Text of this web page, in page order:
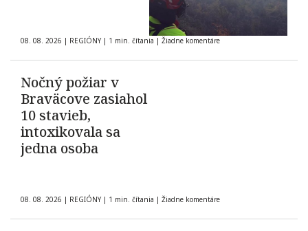
08. 08. 2026 | REGIÓNY | 1 min. čítania | Žiadne komentáre
Nočný požiar v
Braväcove zasiahol
10 stavieb,
intoxikovala sa
jedna osoba
08. 08. 2026 | REGIÓNY | 1 min. čítania | Žiadne komentáre